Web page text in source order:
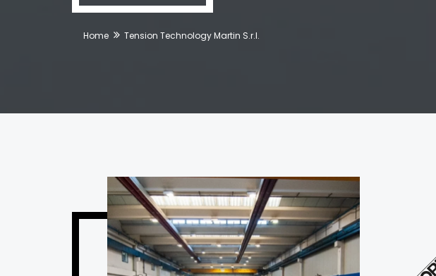
Home Tension Technology Martin S.r.l.